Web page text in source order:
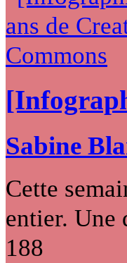
Sabine
Cette
entier. Une
188